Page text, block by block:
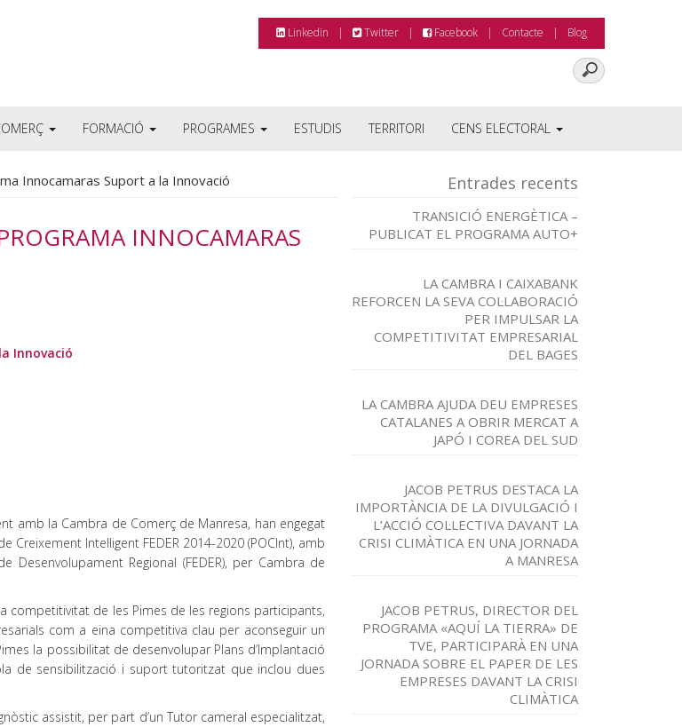
Linkedin Twitter Facebook Contacte Blog
FORMACIÓ PROGRAMES ESTUDIS TERRITORI CENS ELECTORAL
Innocamaras Suport a la Innovació
INNOCAMARAS
Innovació
amb la Cambra de Comerç de Manresa, han engegat
Intel·ligent FEDER 2014-2020 (POCInt), amb
Regional (FEDER), per Cambra de
de les Pimes de les regions participants,
com a eina competitiva clau per aconseguir un
la possibilitat de desenvolupar Plans d’Implantació
de sensibilització i suport tutoritzat que inclou dues
assistit, per part d’un Tutor cameral especialitzat,
Entrades recents
TRANSICIÓ ENERGÈTICA –
PUBLICAT EL PROGRAMA AUTO+
LA CAMBRA I CAIXABANK
REFORCEN LA SEVA COL·LABORACIÓ
PER IMPULSAR LA
COMPETITIVITAT EMPRESARIAL
DEL BAGES
LA CAMBRA AJUDA DEU EMPRESES
CATALANES A OBRIR MERCAT A
JAPÓ I COREA DEL SUD
JACOB PETRUS DESTACA LA
IMPORTÀNCIA DE LA DIVULGACIÓ I
L’ACCIÓ COL·LECTIVA DAVANT LA
CRISI CLIMÀTICA EN UNA JORNADA
A MANRESA
JACOB PETRUS, DIRECTOR DEL
PROGRAMA «AQUÍ LA TIERRA» DE
TVE, PARTICIPARÀ EN UNA
JORNADA SOBRE EL PAPER DE LES
EMPRESES DAVANT LA CRISI
CLIMÀTICA